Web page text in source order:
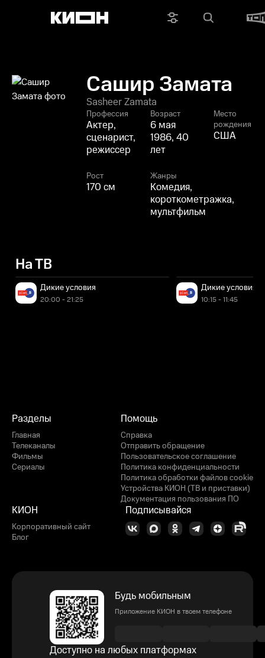
Сашир Замата
Sasheer Zamata
Профессия
Актер,
сценарист,
режиссер
Возраст
6 мая
1986, 40
лет
Место
рождения
США
Рост
170 см
Жанры
Комедия,
короткометражка,
мультфильм
На ТВ
Дикие условия
20:00 - 21:25
Дикие условия
10:15 - 11:45
Разделы
Главная
Телеканалы
Фильмы
Сериалы
Помощь
Справка
Отправить обращение
Пользовательское соглашение
Политика конфиденциальности
Политика обработки файлов cookie
Устройства КИОН (ТВ и приставки)
Документация пользования ПО
КИОН
Корпоративный сайт
Блог
Подписывайся
Будь мобильным
Приложение КИОН в твоем телефоне
Доступно на любых платформах